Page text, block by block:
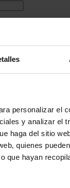
personalizar el
y analizar el
haga del sitio
quienes
que hayan